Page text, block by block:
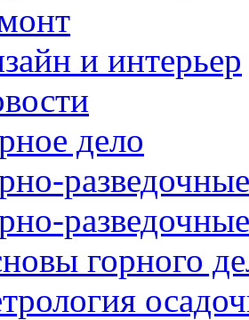
и интерьер
дело
горного